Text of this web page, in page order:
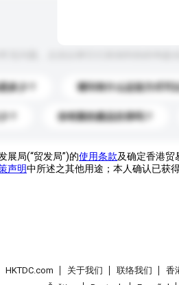
多少？ 请问有什么运送方式可
？ 你有新的產品目录吗？
展局(“贸发局”)的使用条款及确定香港贸
声明中所述之其他用途；本人确认已获
HKTDC.com 关于我们 联络我们 香